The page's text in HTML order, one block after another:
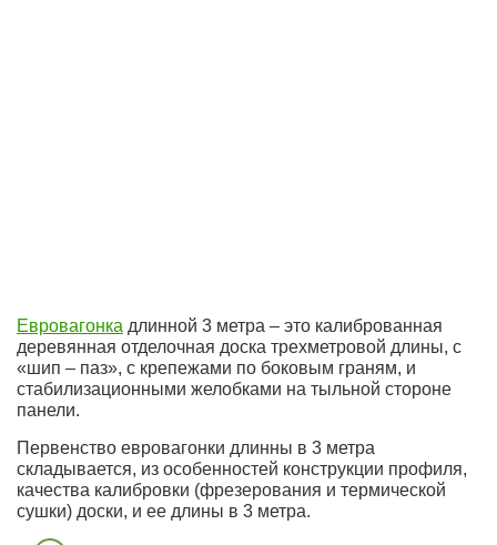
Евровагонка длинной 3 метра – это калиброванная
деревянная отделочная доска трехметровой длины, с
«шип – паз», с крепежами по боковым граням, и
стабилизационными желобками на тыльной стороне
панели.
Первенство евровагонки длинны в 3 метра
складывается, из особенностей конструкции профиля,
качества калибровки (фрезерования и термической
сушки) доски, и ее длины в 3 метра.